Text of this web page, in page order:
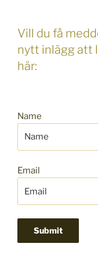
Vill du få
nytt inlägg att
här:
Name
Email